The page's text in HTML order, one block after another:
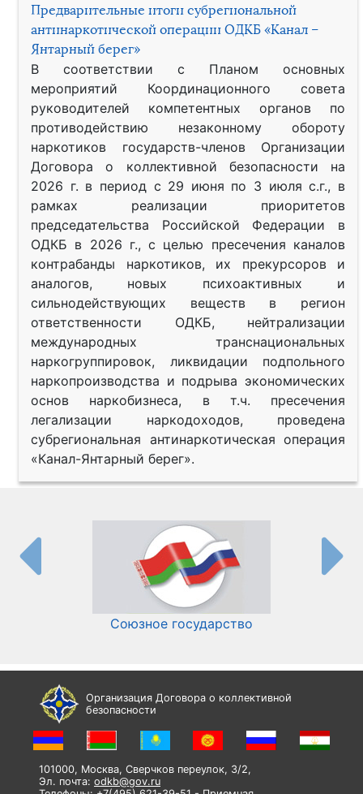
Предварительные итоги субрегиональной
антинаркотической операции ОДКБ «Канал –
Янтарный берег»
В соответствии с Планом основных
мероприятий Координационного совета
руководителей компетентных органов по
противодействию незаконному обороту
наркотиков государств-членов Организации
Договора о коллективной безопасности на
2026 г. в период с 29 июня по 3 июля с.г., в
рамках реализации приоритетов
председательства Российской Федерации в
ОДКБ в 2026 г., с целью пресечения каналов
контрабанды наркотиков, их прекурсоров и
аналогов, новых психоактивных и
сильнодействующих веществ в регион
ответственности ОДКБ, нейтрализации
международных транснациональных
наркогруппировок, ликвидации подпольного
наркопроизводства и подрыва экономических
основ наркобизнеса, в т.ч. пресечения
легализации наркодоходов, проведена
субрегиональная антинаркотическая операция
«Канал-Янтарный берег».
Союзное государство
Организация Договора о коллективной
безопасности
101000, Москва, Сверчков переулок, 3/2,
Эл. почта: odkb@gov.ru